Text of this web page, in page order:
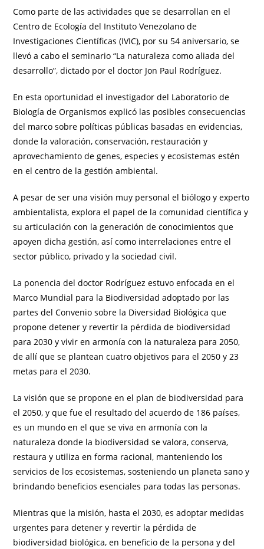
Como parte de las actividades que se desarrollan en el
Centro de Ecología del Instituto Venezolano de
Investigaciones Científicas (IVIC), por su 54 aniversario, se
llevó a cabo el seminario “La naturaleza como aliada del
desarrollo”, dictado por el doctor Jon Paul Rodríguez.
En esta oportunidad el investigador del Laboratorio de
Biología de Organismos explicó las posibles consecuencias
del marco sobre políticas públicas basadas en evidencias,
donde la valoración, conservación, restauración y
aprovechamiento de genes, especies y ecosistemas estén
en el centro de la gestión ambiental.
A pesar de ser una visión muy personal el biólogo y experto
ambientalista, explora el papel de la comunidad científica y
su articulación con la generación de conocimientos que
apoyen dicha gestión, así como interrelaciones entre el
sector público, privado y la sociedad civil.
La ponencia del doctor Rodríguez estuvo enfocada en el
Marco Mundial para la Biodiversidad adoptado por las
partes del Convenio sobre la Diversidad Biológica que
propone detener y revertir la pérdida de biodiversidad
para 2030 y vivir en armonía con la naturaleza para 2050,
de allí que se plantean cuatro objetivos para el 2050 y 23
metas para el 2030.
La visión que se propone en el plan de biodiversidad para
el 2050, y que fue el resultado del acuerdo de 186 países,
es un mundo en el que se viva en armonía con la
naturaleza donde la biodiversidad se valora, conserva,
restaura y utiliza en forma racional, manteniendo los
servicios de los ecosistemas, sosteniendo un planeta sano y
brindando beneficios esenciales para todas las personas.
Mientras que la misión, hasta el 2030, es adoptar medidas
urgentes para detener y revertir la pérdida de
biodiversidad biológica, en beneficio de la persona y del